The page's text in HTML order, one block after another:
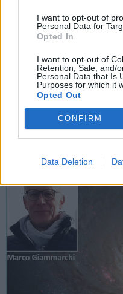
I want to opt-out of
Personal Data for
Opted In
I want to opt-out of
Retention, Sale, and/
Personal Data that Is
Purposes for which it
Opted Out
CONFIRM
Data Deletion
INCONTRI
20 Marzo 2023
Col Gat di
eruzioni solari
Tradate
Cinema Paolo Grassi Di